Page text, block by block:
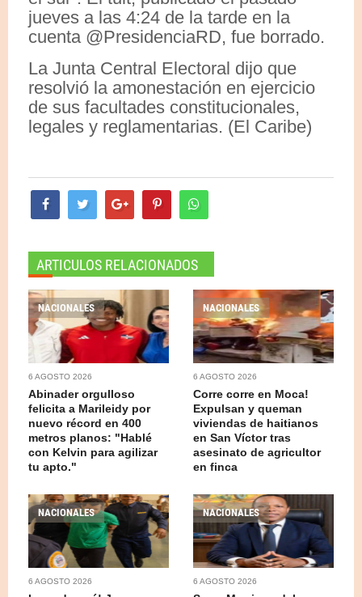
jueves a las 4:24 de la tarde en la
cuenta @PresidenciaRD, fue borrado.
La Junta Central Electoral dijo que
resolvió la amonestación en ejercicio
de sus facultades constitucionales,
legales y reglamentarias. (El Caribe)
ARTICULOS RELACIONADOS
NACIONALES
6 AGOSTO 2026
Abinader orgulloso
felicita a Marileidy por
nuevo récord en 400
metros planos: "Hablé
con Kelvin para agilizar
tu apto."
NACIONALES
6 AGOSTO 2026
Corre corre en Moca!
Expulsan y queman
viviendas de haitianos
en San Víctor tras
asesinato de agricultor
en finca
NACIONALES
6 AGOSTO 2026
NACIONALES
6 AGOSTO 2026